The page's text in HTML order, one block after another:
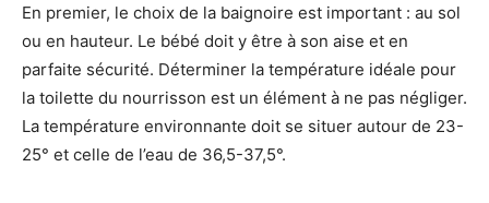
En premier, le choix de la baignoire est important : au sol
ou en hauteur. Le bébé doit y être à son aise et en
parfaite sécurité. Déterminer la température idéale pour
la toilette du nourrisson est un élément à ne pas négliger.
La température environnante doit se situer autour de 23-
25° et celle de l’eau de 36,5-37,5°.